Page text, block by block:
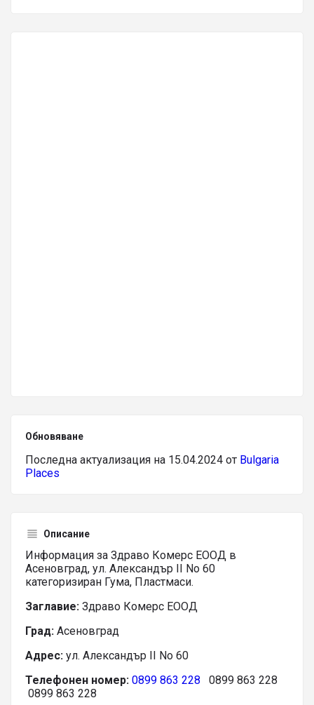
Обновяване
Последна актуализация на 15.04.2024 от Bulgaria
Places
Описание
Информация за Здраво Комерс ЕООД в
Асеновград, ул. Александър II No 60
категоризиран Гума, Пластмаси.
Заглавие: Здраво Комерс ЕООД
Град: Асеновград
Адрес: ул. Александър II No 60
Телефонен номер: 0899 863 228 0899 863 228
0899 863 228